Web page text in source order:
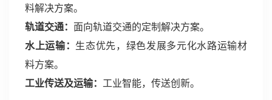
料解决方案。
轨道交通： 面向轨道交通的定制解决方案。
水上运输： 生态优先，绿色发展多元化水路运输材
料方案。
工业传送及运输： 工业智能，传送创新。